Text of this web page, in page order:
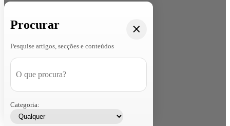
Procurar
Pesquise artigos, secções e conteúdos
Categoria: